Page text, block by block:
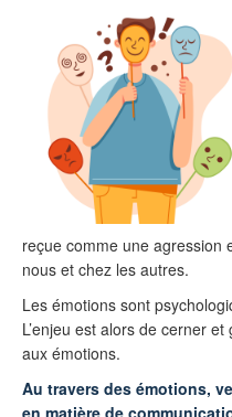
reçue comme une agression
nous et chez les autres.
Les émotions sont
L’enjeu est alors de cerner
aux émotions.
Au travers des émotions,
en matière de